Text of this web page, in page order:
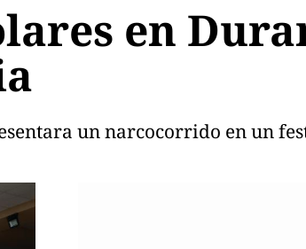
en
un narcocorrido en un